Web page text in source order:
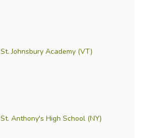
St. Johnsbury Academy (VT)
St. Anthony's High School (NY)